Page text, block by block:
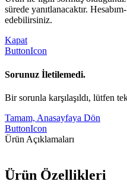
sürede yanıtlanacaktır.
edebilirsiniz.
Kapat
ButtonIcon
Sorunuz İletilemedi.
Bir sorunla karşılaşıldı, lütfen
Tamam, Anasayfaya Dön
ButtonIcon
Ürün Açıklamaları
Ürün Özellikleri